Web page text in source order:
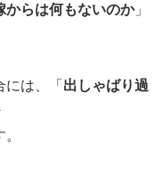
からは何もないのか」
は、「 出しゃばり過